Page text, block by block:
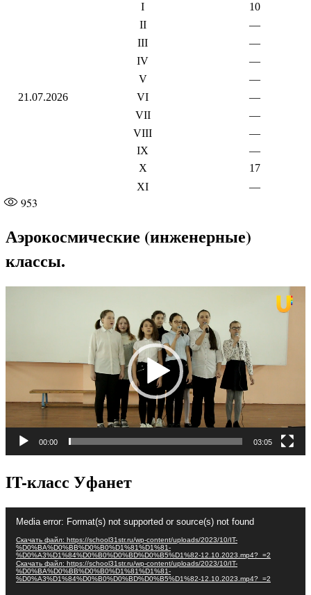
21.07.2026
I
10
II
—
III
—
IV
—
V
—
VI
—
VII
—
VIII
—
IX
—
X
17
XI
—
953
Аэрокосмические (инженерные)
классы.
00:00 03:05
IT-класс Уфанет
Media error: Format(s) not supported or source(s) not found
Скачать файл: https://school31str.ru/wp-content/uploads/2023/10/IT-
%D0%BA%D0%BB%D0%B0%D1%81%D1%81-
%D0%A3%D1%84%D0%B0%D0%BD%D0%B5%D1%82-12.10.2023.mp4?_=2
Скачать файл: https://school31str.ru/wp-content/uploads/2023/10/IT-
%D0%BA%D0%BB%D0%B0%D1%81%D1%81-
%D0%A3%D1%84%D0%B0%D0%BD%D0%B5%D1%82-12.10.2023.mp4?_=2